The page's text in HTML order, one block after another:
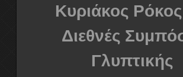
Η ΟΜΑΔΑ
ΕΠΙΚΟΙΝΩΝΕΙΣΤΕ ΜΑΖΙ ΜΑΣ
Κυριάκος
Διεθνές
Γλυπτικής